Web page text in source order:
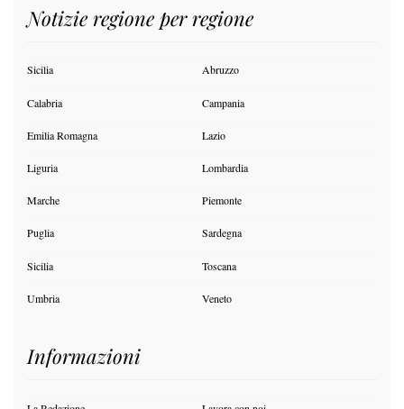
Notizie regione per regione
Sicilia Abruzzo
Calabria Campania
Emilia Romagna Lazio
Liguria Lombardia
Marche Piemonte
Puglia Sardegna
Sicilia Toscana
Umbria Veneto
Informazioni